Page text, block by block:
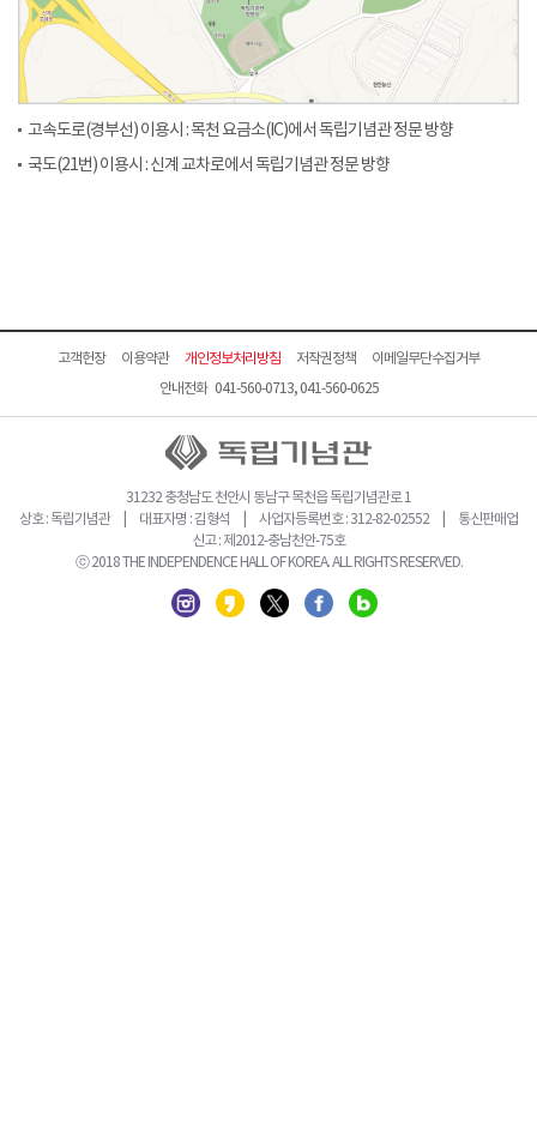
고속도로(경부선) 이용시 : 목천 요금소(IC)에서 독립기념관 정문 방향
국도(21번) 이용시 : 신계 교차로에서 독립기념관 정문 방향
고객헌장 이용약관 개인정보처리방침 저작권정책
이메일무단수집거부
안내전화 041-560-0713, 041-560-0625
31232 충청남도 천안시 동남구 목천읍 독립기념관로 1
상호 : 독립기념관 | 대표자명 : 김형석 | 사업자등록번호 : 312-82-02552 | 통신판매업
신고 : 제2012-충남천안-75호
ⓒ 2018 THE INDEPENDENCE HALL OF KOREA. ALL RIGHTS RESERVED.